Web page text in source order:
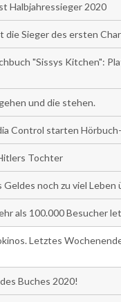
Halbjahressieger 2020
die Sieger des ersten
"Sissys Kitchen":
und die stehen.
Control starten
Tochter
Geldes noch zu viel Leben
als 100.000 Besucher
Letztes
Buches 2020!